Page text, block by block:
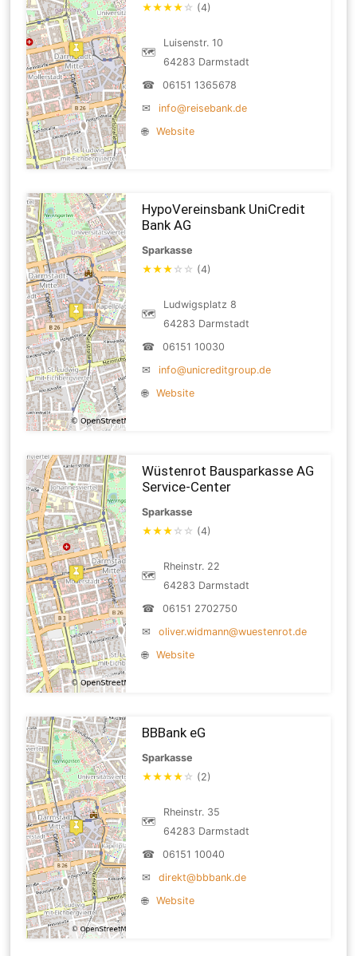
★★★★ ☆ (4)
🗺
Luisenstr. 10
64283 Darmstadt
☎
06151 1365678
✉
info@reisebank.de
🌐
Website
HypoVereinsbank UniCredit
Bank AG
Sparkasse
★★★ ☆ ☆ (4)
🗺
Ludwigsplatz 8
64283 Darmstadt
☎
06151 10030
✉
info@unicreditgroup.de
🌐
Website
Wüstenrot Bausparkasse AG
Service-Center
Sparkasse
★★★ ☆ ☆ (4)
🗺
Rheinstr. 22
64283 Darmstadt
☎
06151 2702750
✉
oliver.widmann@wuestenrot.de
🌐
Website
BBBank eG
Sparkasse
★★★★ ☆ (2)
🗺
Rheinstr. 35
64283 Darmstadt
☎
06151 10040
✉
direkt@bbbank.de
🌐
Website